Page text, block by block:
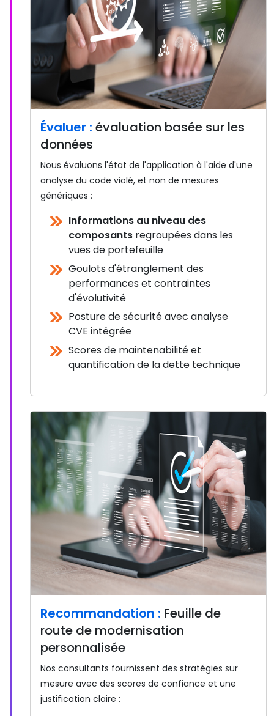
Évaluer : évaluation basée sur les
données
Nous évaluons l'état de l'application à l'aide d'une
analyse du code violé, et non de mesures
génériques :
Informations au niveau des
composants regroupées dans les
vues de portefeuille
Goulots d'étranglement des
performances et contraintes
d'évolutivité
Posture de sécurité avec analyse
CVE intégrée
Scores de maintenabilité et
quantification de la dette technique
Recommandation : Feuille de
route de modernisation
personnalisée
Nos consultants fournissent des stratégies sur
mesure avec des scores de confiance et une
justification claire :